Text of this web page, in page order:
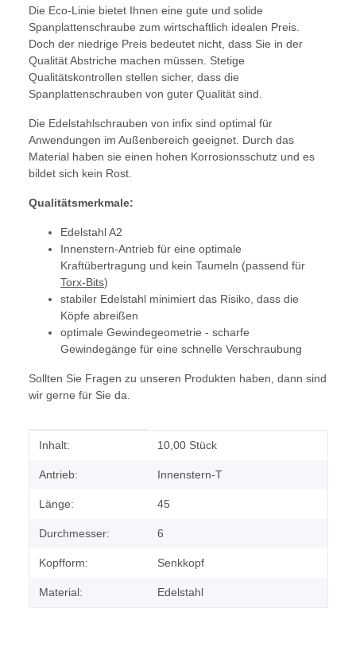
Die Eco-Linie bietet Ihnen eine gute und solide
Spanplattenschraube zum wirtschaftlich idealen Preis.
Doch der niedrige Preis bedeutet nicht, dass Sie in der
Qualität Abstriche machen müssen. Stetige
Qualitätskontrollen stellen sicher, dass die
Spanplattenschrauben von guter Qualität sind.
Die Edelstahlschrauben von infix sind optimal für
Anwendungen im Außenbereich geeignet. Durch das
Material haben sie einen hohen Korrosionsschutz und es
bildet sich kein Rost.
Qualitätsmerkmale:
Edelstahl A2
Innenstern-Antrieb für eine optimale
Kraftübertragung und kein Taumeln (passend für
Torx-Bits)
stabiler Edelstahl minimiert das Risiko, dass die
Köpfe abreißen
optimale Gewindegeometrie - scharfe
Gewindegänge für eine schnelle Verschraubung
Sollten Sie Fragen zu unseren Produkten haben, dann sind
wir gerne für Sie da.
Produkteigenschaft
Wert
Inhalt: 10,00 Stück
Antrieb: Innenstern-T
Länge: 45
Durchmesser: 6
Kopfform: Senkkopf
Material: Edelstahl